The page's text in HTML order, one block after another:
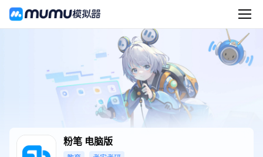
粉笔 电脑版